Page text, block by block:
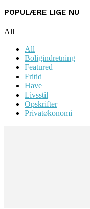
POPULÆRE LIGE NU
All
All
Boligindretning
Featured
Fritid
Have
Livsstil
Opskrifter
Privatøkonomi